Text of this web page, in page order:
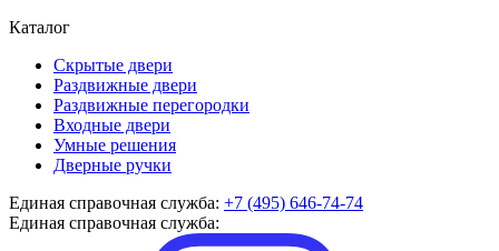
Каталог
Скрытые двери
Раздвижные двери
Раздвижные перегородки
Входные двери
Умные решения
Дверные ручки
Единая справочная служба: +7 (495) 646-74-74
Единая справочная служба: